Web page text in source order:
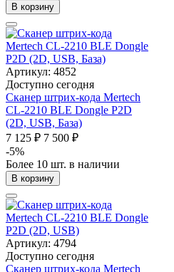
В корзину
Артикул: 4852
Доступно сегодня
Сканер штрих-кода Mertech
CL-2210 BLE Dongle P2D
(2D, USB, База)
7 125 ₽ 7 500 ₽
-5%
Более 10 шт. в наличии
В корзину
Артикул: 4794
Доступно сегодня
Сканер штрих-кода Mertech